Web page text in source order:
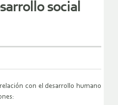
social
con el desarrollo humano